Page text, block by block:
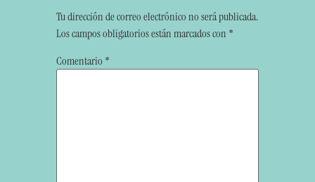
Tu dirección de correo electrónico no será publicada.
Los campos obligatorios están marcados con *
Comentario *